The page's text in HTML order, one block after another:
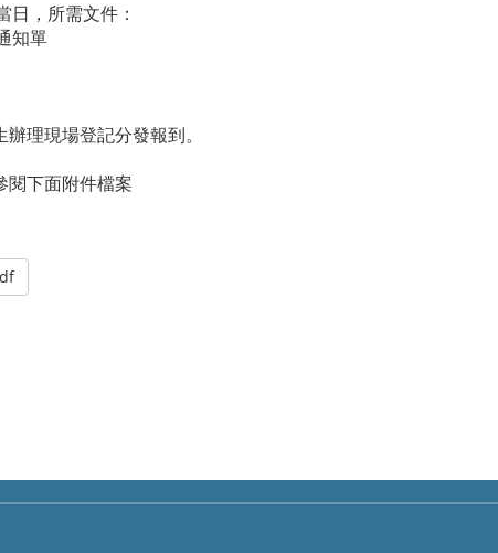
，所需文件：
知單
理現場登記分發報到。
閱下面附件檔案